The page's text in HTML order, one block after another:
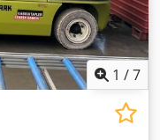
1 /7